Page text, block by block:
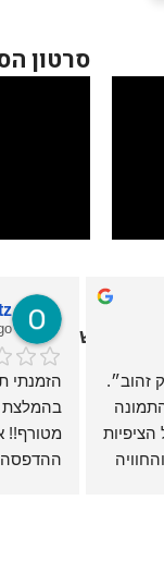
סרטון
לחדר שינה -
יצאה מדויקת וזה התעלה על הציפיות